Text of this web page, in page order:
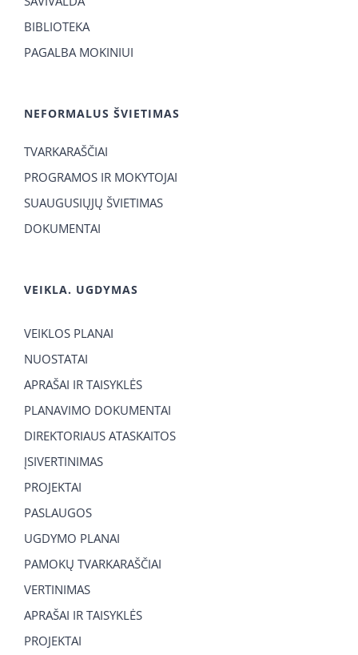
BIBLIOTEKA
PAGALBA MOKINIUI
NEFORMALUS ŠVIETIMAS
TVARKARAŠČIAI
PROGRAMOS IR MOKYTOJAI
SUAUGUSIŲJŲ ŠVIETIMAS
DOKUMENTAI
VEIKLA. UGDYMAS
VEIKLOS PLANAI
NUOSTATAI
APRAŠAI IR TAISYKLĖS
PLANAVIMO DOKUMENTAI
DIREKTORIAUS ATASKAITOS
ĮSIVERTINIMAS
PROJEKTAI
PASLAUGOS
UGDYMO PLANAI
PAMOKŲ TVARKARAŠČIAI
VERTINIMAS
APRAŠAI IR TAISYKLĖS
PROJEKTAI